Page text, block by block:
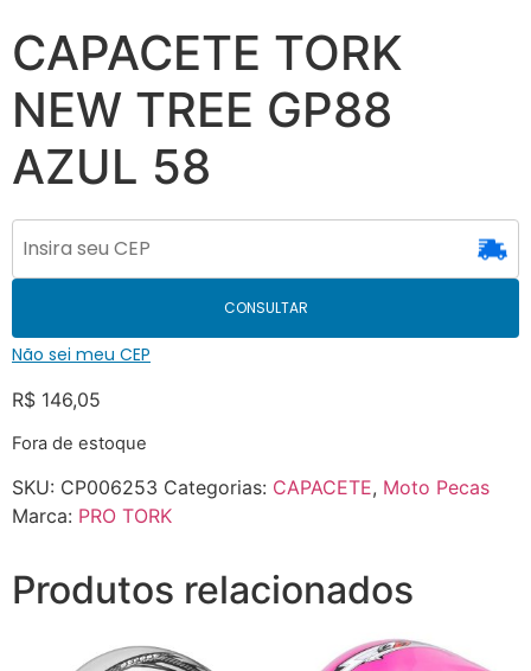
CAPACETE TORK
NEW TREE GP88
AZUL 58
CONSULTAR
Não sei meu CEP
R$ 146,05
Fora de estoque
SKU: CP006253 Categorias: CAPACETE, Moto Pecas
Marca: PRO TORK
Produtos relacionados